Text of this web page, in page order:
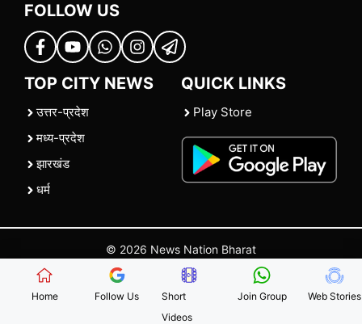
FOLLOW US
TOP CITY NEWS
उत्तर-प्रदेश
मध्य-प्रदेश
झारखंड
धर्म
QUICK LINKS
Play Store
© 2026 News Nation Bharat
| |Contact Us |Policies Terms and Conditions
Home Follow Us
Short
Videos
Join Group Web Stories